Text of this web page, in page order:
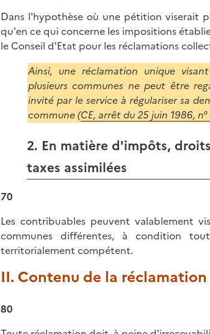
Dans l'hypothèse où une pétition viserait
qu'en ce qui concerne les impositions
le Conseil d'Etat pour les réclamations
Ainsi, une réclamation unique
plusieurs communes ne peut être
invité par le service à régulariser sa
commune (CE, arrêt du 25 juin 1986,
2. En matière d'impôts,
taxes assimilées
70
Les contribuables peuvent valablement
communes différentes, à condition
territorialement compétent.
II. Contenu de la réclamation
80